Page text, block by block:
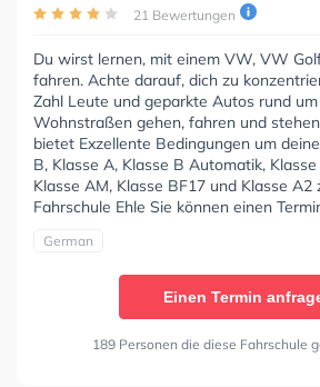
21 Bewertungen
Du wirst lernen, mit einem VW, VW
fahren. Achte darauf, dich zu
Zahl Leute und geparkte Autos rund
Wohnstraßen gehen, fahren und
bietet Exzellente Bedingungen um
B, Klasse A, Klasse B Automatik,
Klasse AM, Klasse BF17 und Klasse
Fahrschule Ehle Sie können einen
German
Einen Termin
189 Personen die diese Fahrschule